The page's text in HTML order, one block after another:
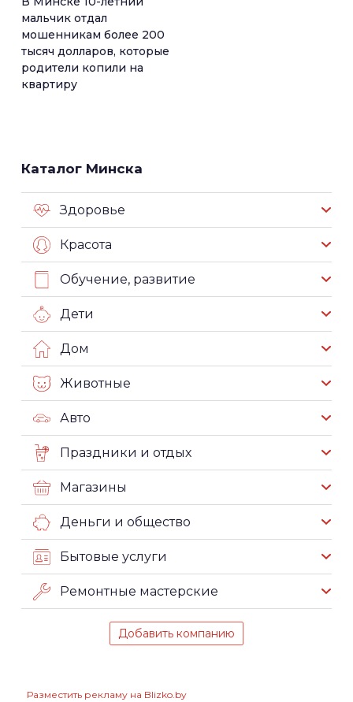
мальчик отдал
мошенникам более 200
тысяч долларов, которые
родители копили на
квартиру
Каталог Минска
Здоровье
Красота
Обучение, развитие
Дети
Дом
Животные
Авто
Праздники и отдых
Магазины
Деньги и общество
Бытовые услуги
Ремонтные мастерские
Добавить компанию
Разместить рекламу на Blizko.by